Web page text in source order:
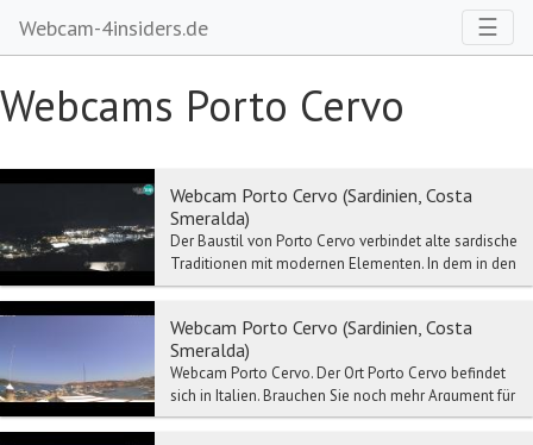
Webcam-4insiders.de ☰
Webcams Porto Cervo
Webcam Porto Cervo (Sardinien, Costa
Smeralda)
Der Baustil von Porto Cervo verbindet alte sardische
Traditionen mit modernen Elementen. In dem in den
letzten Jahren ausgebauten Teil der Marina h...
Webcam Porto Cervo (Sardinien, Costa
Smeralda)
Webcam Porto Cervo. Der Ort Porto Cervo befindet
sich in Italien. Brauchen Sie noch mehr Argument für
einen Ausflug nach Porto Cervo? Ein Mausklick...